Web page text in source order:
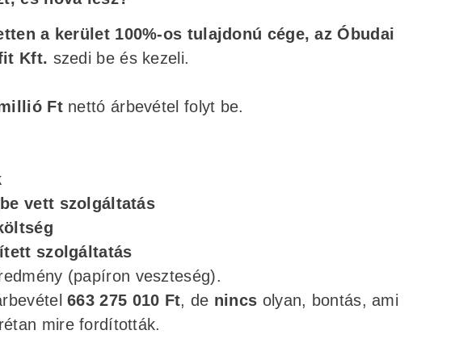
a kerület 100%-os tulajdonú cége, az Óbudai
Kft. szedi be és kezeli.
Ftnettó árbevétel folyt be.
vett szolgáltatás
szolgáltatás
(papíron veszteség).
663 275 010 Ft, de nincs olyan, bontás, ami
mire fordították.